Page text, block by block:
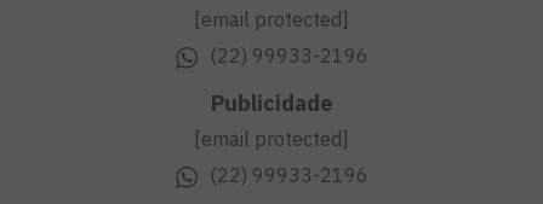
[email protected]
(22) 99933-2196
Publicidade
[email protected]
(22) 99933-2196